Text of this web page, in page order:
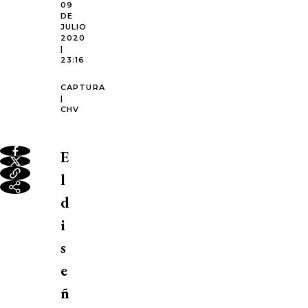
09
DE
JULIO
2020
|
23:16
CAPTURA
|
CHV
E
l
d
i
s
e
ñ